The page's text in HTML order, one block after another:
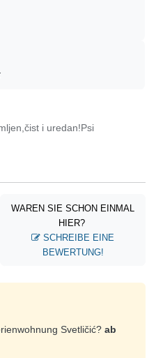
i uredan!Psi
WAREN SIE SCHON EINMAL
HIER?
SCHREIBE EINE
BEWERTUNG!
Svetličić? ab